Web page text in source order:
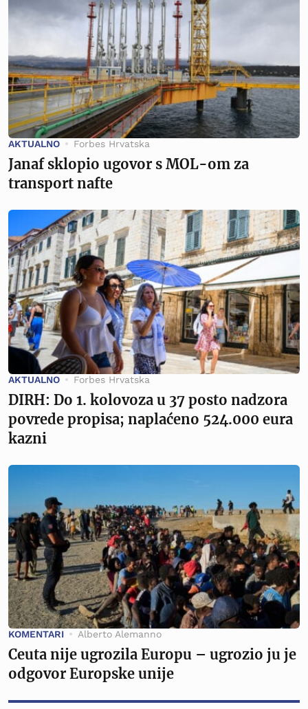
AKTUALNO Forbes Hrvatska
Janaf sklopio ugovor s MOL-om za
transport nafte
AKTUALNO Forbes Hrvatska
DIRH: Do 1. kolovoza u 37 posto nadzora
povrede propisa; naplaćeno 524.000 eura
kazni
KOMENTARI Alberto Alemanno
Ceuta nije ugrozila Europu – ugrozio ju je
odgovor Europske unije